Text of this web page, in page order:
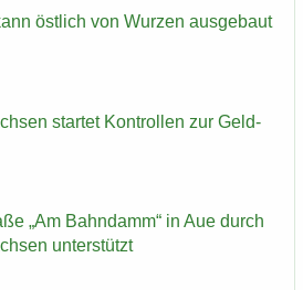
öst­lich von Wur­zen aus­ge­baut
star­tet Kon­trol­len zur Geld­
„Am Bahn­damm“ in Aue durch
un­ter­stützt